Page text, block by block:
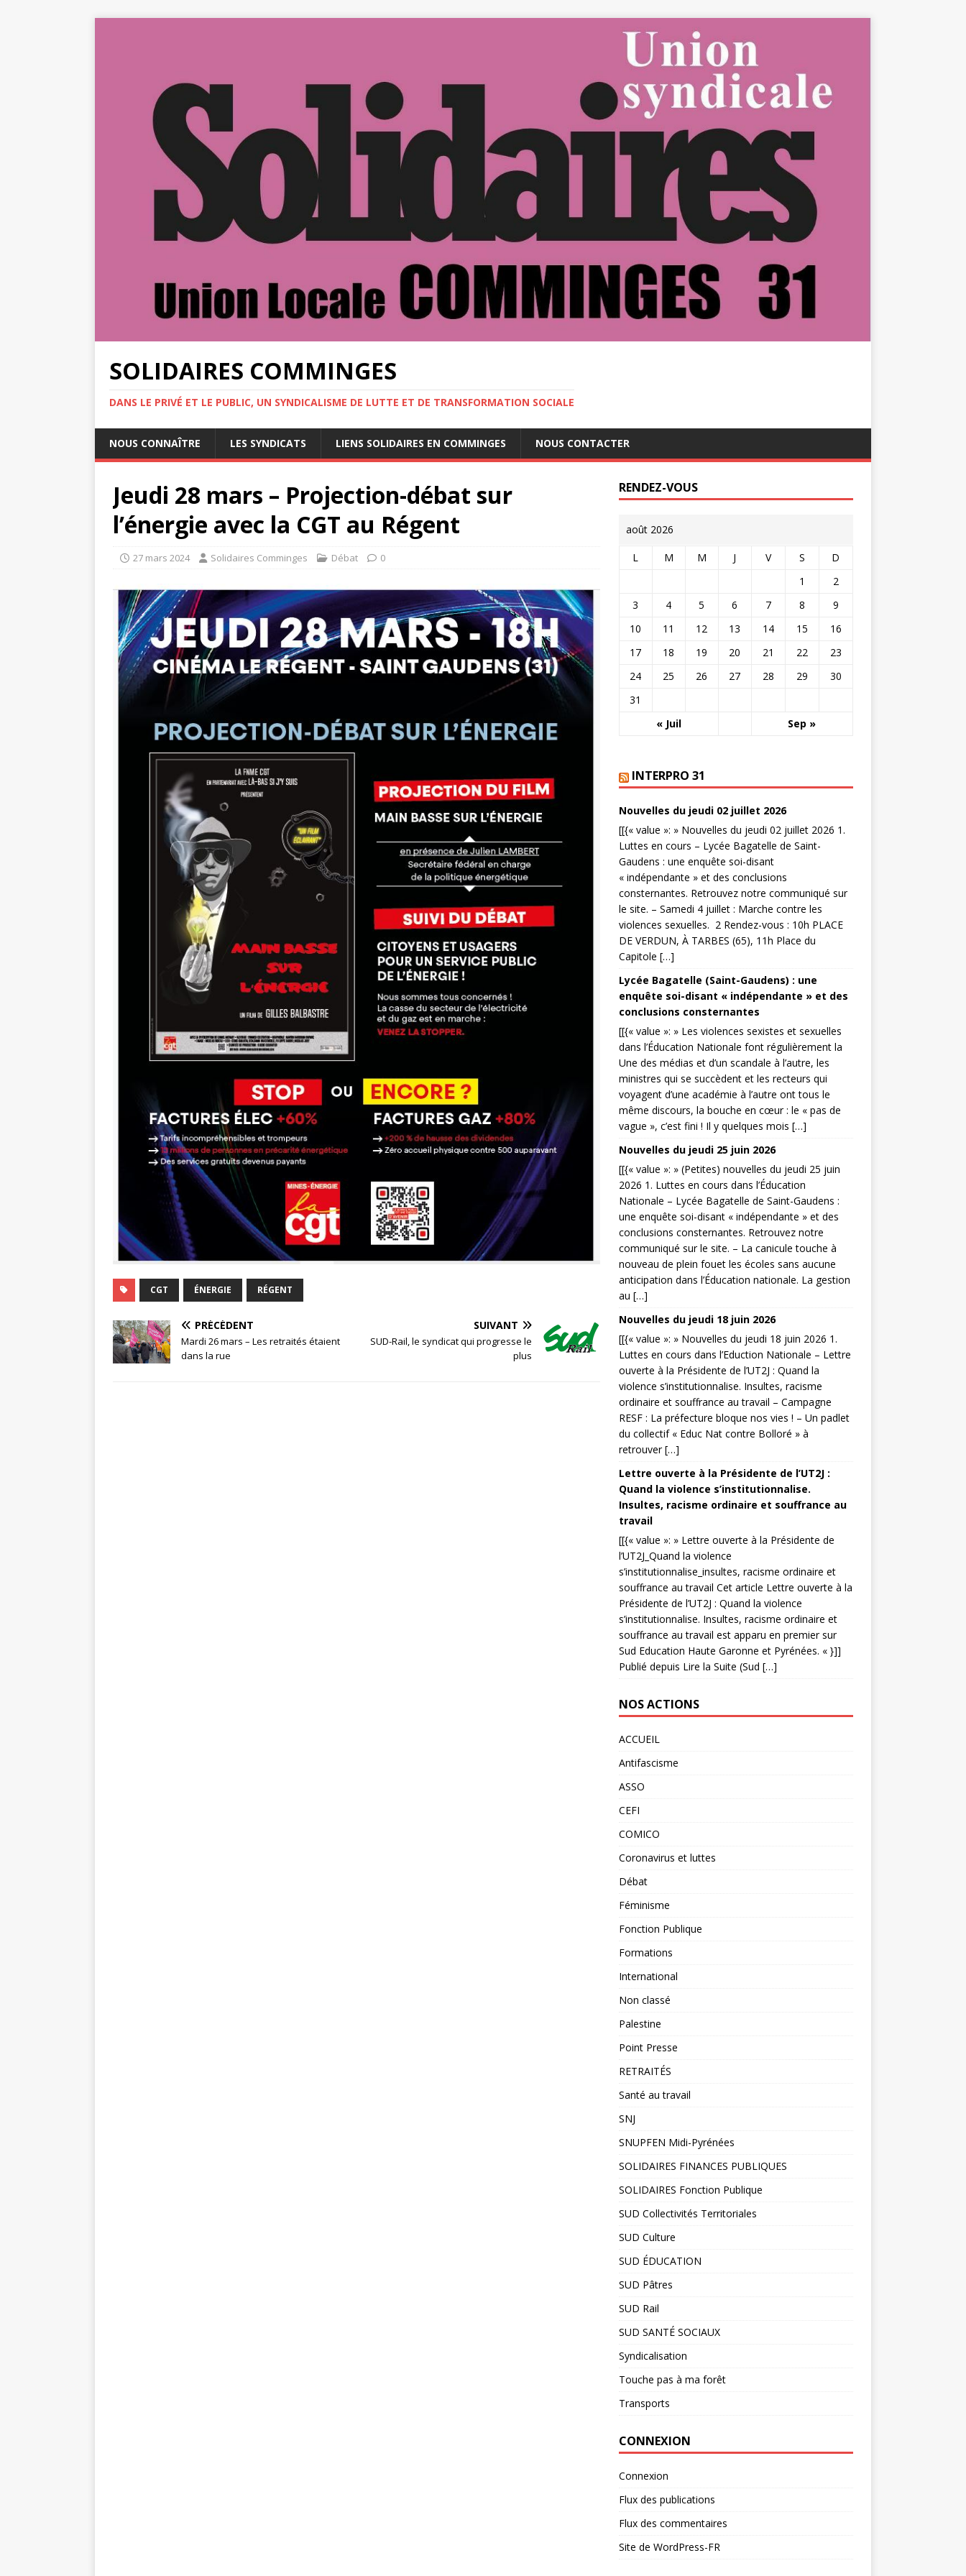
SOLIDAIRES COMMINGES
DANS LE PRIVÉ ET LE PUBLIC, UN SYNDICALISME DE LUTTE ET DE TRANSFORMATION SOCIALE
NOUS CONNAÎTRE LES SYNDICATS LIENS SOLIDAIRES EN COMMINGES NOUS CONTACTER
Jeudi 28 mars – Projection-débat sur
l’énergie avec la CGT au Régent
27 mars 2024 Solidaires Comminges Débat 0
CGT ÉNERGIE RÉGENT
PRÉCÉDENT
Mardi 26 mars – Les retraités étaient
dans la rue
SUIVANT
SUD-Rail, le syndicat qui progresse le
plus
RENDEZ-VOUS
août 2026
L M M J V S
D
1
2
3
4 5 6 7 8
9
10
11 12 13 14 15
16
17
18 19 20 21 22
23
24
25 26 27 28 29
30
31
« Juil
Sep »
INTERPRO 31
Nouvelles du jeudi 02 juillet 2026
[[{« value »: » Nouvelles du jeudi 02 juillet 2026 1.
Luttes en cours – Lycée Bagatelle de Saint-
Gaudens : une enquête soi-disant
« indépendante » et des conclusions
consternantes. Retrouvez notre communiqué sur
le site. – Samedi 4 juillet : Marche contre les
violences sexuelles. 2 Rendez-vous : 10h PLACE
DE VERDUN, À TARBES (65), 11h Place du
Capitole […]
Lycée Bagatelle (Saint-Gaudens) : une
enquête soi-disant « indépendante » et des
conclusions consternantes
[[{« value »: » Les violences sexistes et sexuelles
dans l’Éducation Nationale font régulièrement la
Une des médias et d’un scandale à l’autre, les
ministres qui se succèdent et les recteurs qui
voyagent d’une académie à l’autre ont tous le
même discours, la bouche en cœur : le « pas de
vague », c’est fini ! Il y quelques mois […]
Nouvelles du jeudi 25 juin 2026
[[{« value »: » (Petites) nouvelles du jeudi 25 juin
2026 1. Luttes en cours dans l’Éducation
Nationale – Lycée Bagatelle de Saint-Gaudens :
une enquête soi-disant « indépendante » et des
conclusions consternantes. Retrouvez notre
communiqué sur le site. – La canicule touche à
nouveau de plein fouet les écoles sans aucune
anticipation dans l’Éducation nationale. La gestion
au […]
Nouvelles du jeudi 18 juin 2026
[[{« value »: » Nouvelles du jeudi 18 juin 2026 1.
Luttes en cours dans l’Eduction Nationale – Lettre
ouverte à la Présidente de l’UT2J : Quand la
violence s’institutionnalise. Insultes, racisme
ordinaire et souffrance au travail – Campagne
RESF : La préfecture bloque nos vies ! – Un padlet
du collectif « Educ Nat contre Bolloré » à
retrouver […]
Lettre ouverte à la Présidente de l’UT2J :
Quand la violence s’institutionnalise.
Insultes, racisme ordinaire et souffrance au
travail
[[{« value »: » Lettre ouverte à la Présidente de
l’UT2J_Quand la violence
s’institutionnalise_insultes, racisme ordinaire et
souffrance au travail Cet article Lettre ouverte à la
Présidente de l’UT2J : Quand la violence
s’institutionnalise. Insultes, racisme ordinaire et
souffrance au travail est apparu en premier sur
Sud Education Haute Garonne et Pyrénées. « }]]
Publié depuis Lire la Suite (Sud […]
NOS ACTIONS
ACCUEIL
Antifascisme
ASSO
CEFI
COMICO
Coronavirus et luttes
Débat
Féminisme
Fonction Publique
Formations
International
Non classé
Palestine
Point Presse
RETRAITÉS
Santé au travail
SNJ
SNUPFEN Midi-Pyrénées
SOLIDAIRES FINANCES PUBLIQUES
SOLIDAIRES Fonction Publique
SUD Collectivités Territoriales
SUD Culture
SUD ÉDUCATION
SUD Pâtres
SUD Rail
SUD SANTÉ SOCIAUX
Syndicalisation
Touche pas à ma forêt
Transports
CONNEXION
Connexion
Flux des publications
Flux des commentaires
Site de WordPress-FR